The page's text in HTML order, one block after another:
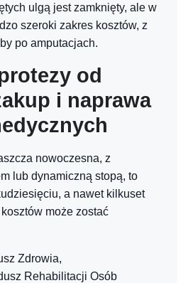
ulgą jest zamknięty, ale w
szeroki zakres kosztów, z
po amputacjach.
od
i naprawa
nowoczesna, z
lub dynamiczną stopą, to
a nawet kilkuset
może zostać
Zdrowia,
Rehabilitacji Osób